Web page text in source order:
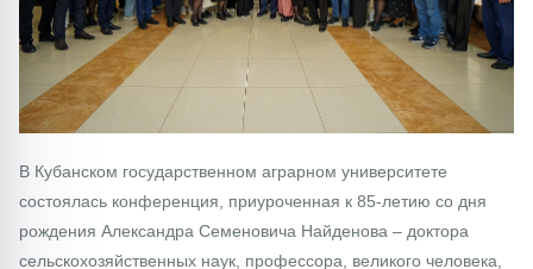
В Кубанском государственном аграрном университете
состоялась конференция, приуроченная к 85-летию со дня
рождения Александра Семеновича Найденова – доктора
сельскохозяйственных наук, профессора, великого человека,